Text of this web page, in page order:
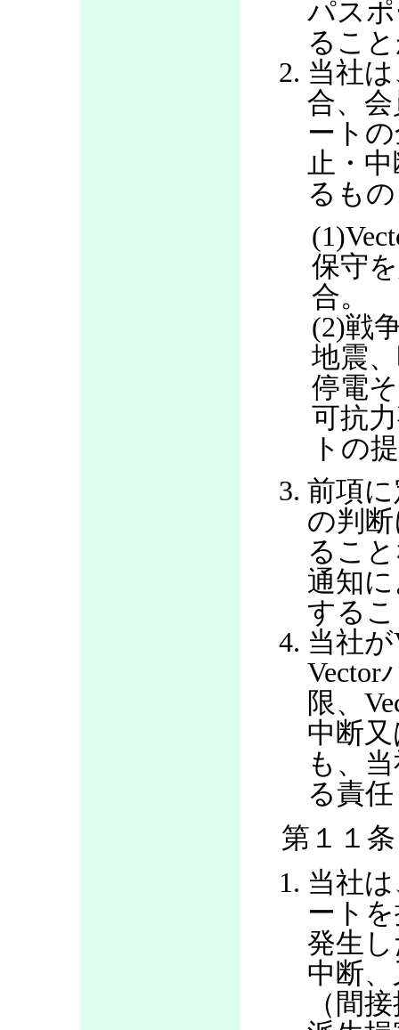
パス
るこ
当社
合、
ート
止・
るも
保守
合。
(2)戦
地震
停電
可抗
トの
前項
の判
るこ
通知
する
当社
Vector
限、
中断
も、
る責
第１１
当社
ート
発生
中断
（間